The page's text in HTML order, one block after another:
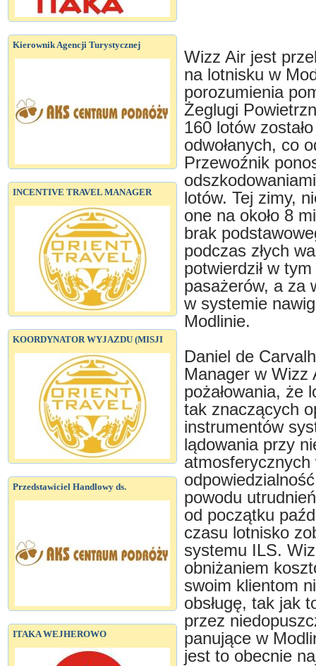
Kierownik Agencji Turystycznej
INCENTIVE TRAVEL MANAGER
KOORDYNATOR WYJAZDU (MISJI
Przedstawiciel Handlowy ds.
ITAKA WEJHEROWO
Wizz Air jest
na lotnisku w
porozumienia
Żeglugi
160 lotów
odwołanych, co
Przewoźnik
lotów. Tej zimy,
one na około 8
brak
podczas złych
potwierdził w
pasażerów, a za
w systemie
Modlinie.
Daniel de
Manager w Wizz
pożałowania, że
tak znaczących
instrumentów
lądowania przy
powodu
od początku
czasu lotnisko
systemu ILS.
obniżaniem
swoim klientom
obsługę, tak jak
przez
panujące w
jest to obecnie